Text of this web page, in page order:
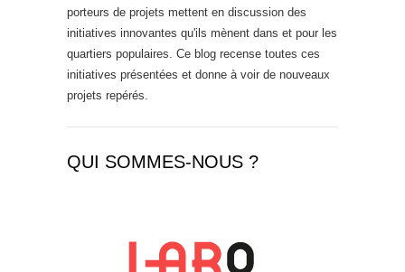
porteurs de projets mettent en discussion des
initiatives innovantes qu'ils mènent dans et pour les
quartiers populaires. Ce blog recense toutes ces
initiatives présentées et donne à voir de nouveaux
projets repérés.
QUI SOMMES-NOUS ?